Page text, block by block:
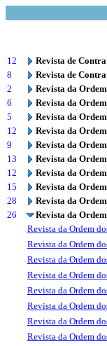
12
Revista de
8
Revista de
2
Revista da
6
Revista da
5
Revista da
12
Revista da
9
Revista da
13
Revista da
12
Revista da
15
Revista da
28
Revista da
26
Revista da
Revista da Ordem
Revista da Ordem
Revista da Ordem
Revista da Ordem
Revista da Ordem
Revista da Ordem
Revista da Ordem
Revista da Ordem